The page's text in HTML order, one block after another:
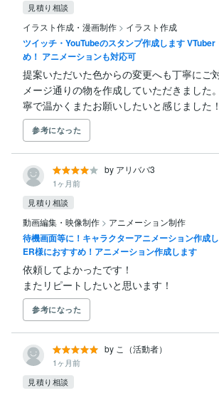
見積り相談
イラスト作成・漫画制作 > イラスト作成
ツイッチ・YouTubeのスタンプ作成します
め！ アニメーションも対応可
提案いただいた色からの変更へも丁寧にご
メージ通りの物を作成していただきました
寧で温かくまたお願いしたいと感じました！
参考になった
by アリババ3
1ヶ月前
見積り相談
動画編集・映像制作 > アニメーション制作
待機画面等に！キャラクターアニメーション作成
ER様におすすめ！アニメーション作成します
依頼してよかったです！
またリピートしたいと思います！
参考になった
by こ（活動者）
1ヶ月前
見積り相談